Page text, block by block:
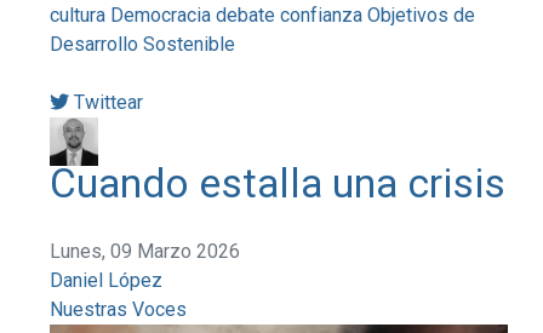
cultura Democracia debate confianza Objetivos de
Desarrollo Sostenible
Twittear
Cuando estalla una crisis
Lunes, 09 Marzo 2026
Daniel López
Nuestras Voces